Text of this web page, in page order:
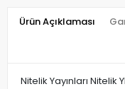
Ürün Açıklaması
Nitelik Yayınları Nitelik